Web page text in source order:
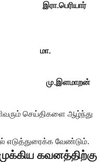
இரா.பெரியார்
மா.
மு.இளமாறன்
செய்திகளை ஆழ்ந்து
எடுத்துரைக்க வேண்டும்.
கவனத்திற்கு